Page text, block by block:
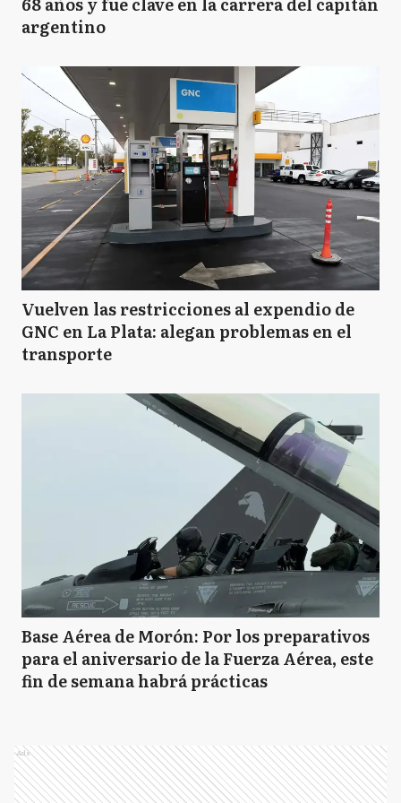
argentino
Vuelven las restricciones al expendio de
GNC en La Plata: alegan problemas en el
transporte
Base Aérea de Morón: Por los preparativos
para el aniversario de la Fuerza Aérea, este
fin de semana habrá prácticas
Ads